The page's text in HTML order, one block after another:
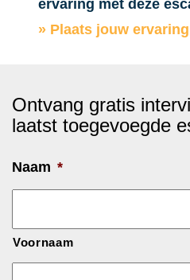
ervaring met deze
» Plaats jouw ervaring
Ontvang gratis
laatst toegevoegde
Naam *
Voornaam